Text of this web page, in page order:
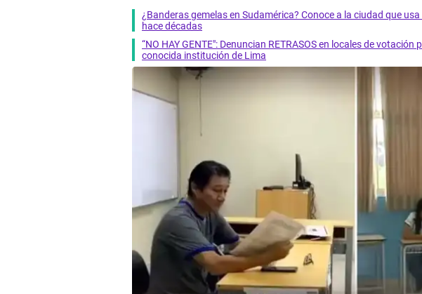
¿Banderas gemelas en Sudamérica? Conoce a la ciudad que
hace décadas
“NO HAY GENTE": Denuncian RETRASOS en locales de
conocida institución de Lima